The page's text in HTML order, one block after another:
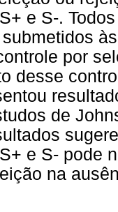
e S-.
por
desse
de
e S- pode
na